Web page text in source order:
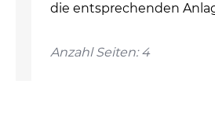
die entsprechenden
Anzahl Seiten: 4